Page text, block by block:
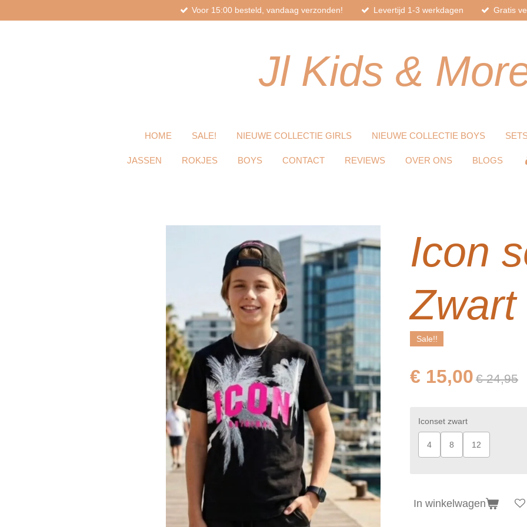
direct
Voor 15:00 besteld, vandaag verzonden! Levertijd 1-3 werkdagen Gratis
JlKids &
HOME SALE! NIEUWE COLLECTIE GIRLS NIEUWE COLLECTIE BOYS
JASSEN ROKJES BOYS CONTACT REVIEWS OVER ONS BLOGS
Icon
Sale!!
€ 15,00 € 24,95
Iconset zwart
4 8 12
In winkelwagen